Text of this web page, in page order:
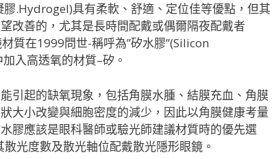
.Hydrogel)具有柔軟、舒適、定位佳等優點，但其
改善的，尤其是長時間配戴或偶爾隔夜配戴者
質在1999問世-稱呼為”矽水膠”(Silicon
入高透氧的材質–矽。
引起的缺氧現象，包括角膜水腫、結膜充血、角膜
大小改變與細胞密度的減少，因此以角膜健康考量
膠應該是眼科醫師或驗光師建議材質時的優先選
光度數及散光軸位配戴散光隱形眼鏡。